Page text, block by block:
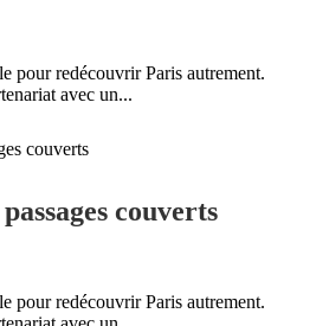
pour redécouvrir Paris autrement.
avec un...
couverts
pour redécouvrir Paris autrement.